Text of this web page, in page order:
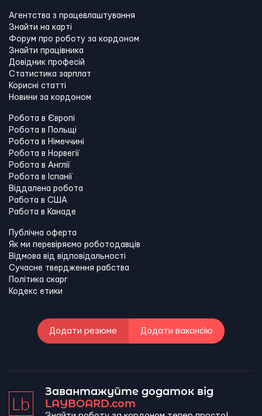
Агентства з працевлаштування
Знайти на карті
Форум про роботу за кордоном
Знайти працівника
Довідник професій
Статистика зарплат
Корисні статті
Новини за кордоном
Робота в Європі
Робота в Польщі
Робота в Німеччині
Робота в Норвегії
Робота в Англії
Робота в Іспанії
Віддалена робота
Работа в США
Работа в Канадe
Публічна оферта
Як ми перевіряємо роботодавців
Відмова від відповідальності
Сучасне твердження рабства
Політика скарг
Кодекс етики
Додати резюме Додати вакансію
Завантажуйте додаток від
LAYBOARD.com